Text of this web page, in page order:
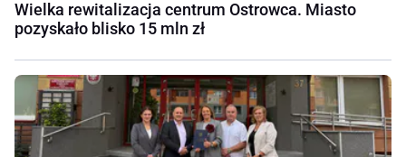
Wielka rewitalizacja centrum Ostrowca. Miasto
pozyskało blisko 15 mln zł